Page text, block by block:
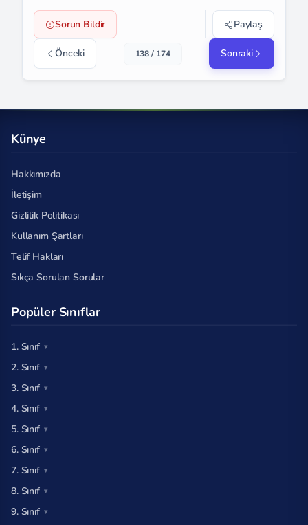
Sorun Bildir Paylaş
Önceki 138 / 174 Sonraki
Künye
Hakkımızda
İletişim
Gizlilik Politikası
Kullanım Şartları
Telif Hakları
Sıkça Sorulan Sorular
Popüler Sınıflar
1. Sınıf
2. Sınıf
3. Sınıf
4. Sınıf
5. Sınıf
6. Sınıf
7. Sınıf
8. Sınıf
9. Sınıf